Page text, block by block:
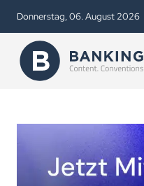
Donnerstag, 06. August 2026